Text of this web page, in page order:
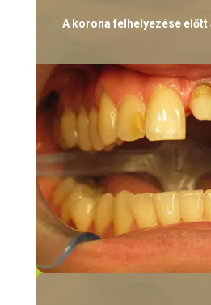
A korona felhelyezése